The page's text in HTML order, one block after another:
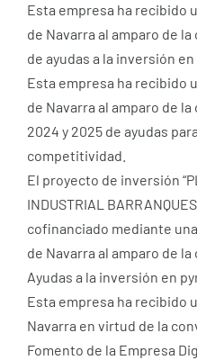
Esta empresa ha recibido
de Navarra al amparo de
de ayudas a la inversión
Esta empresa ha recibido
de Navarra al amparo de
2024 y 2025 de ayudas
competitividad.
El proyecto de inversión
INDUSTRIAL
cofinanciado mediante
de Navarra al amparo de
Ayudas a la inversión en
Esta empresa ha recibido
Navarra en virtud de la
Fomento de la Empresa